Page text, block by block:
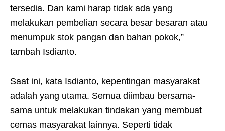
tersedia. Dan kami harap tidak ada yang
melakukan pembelian secara besar besaran atau
menumpuk stok pangan dan bahan pokok,”
tambah Isdianto.
Saat ini, kata Isdianto, kepentingan masyarakat
adalah yang utama. Semua diimbau bersama-
sama untuk melakukan tindakan yang membuat
cemas masyarakat lainnya. Seperti tidak